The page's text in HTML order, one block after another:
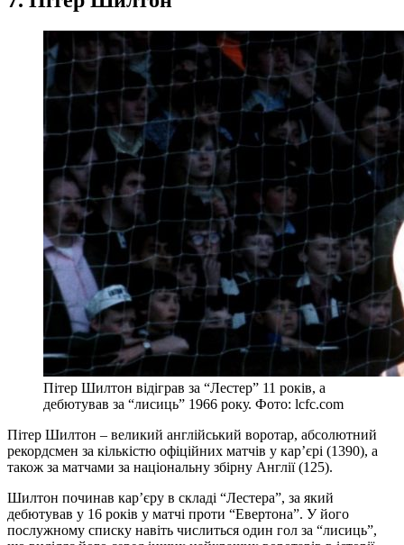
Пітер Шилтон відіграв за “Лестер” 11 років, а
дебютував за “лисиць” 1966 року. Фото: lcfc.com
Пітер Шилтон – великий англійський воротар, абсолютний
рекордсмен за кількістю офіційних матчів у кар’єрі (1390), а
також за матчами за національну збірну Англії (125).
Шилтон починав кар’єру в складі “Лестера”, за який
дебютував у 16 років у матчі проти “Евертона”. У його
послужному списку навіть числиться один гол за “лисиць”,